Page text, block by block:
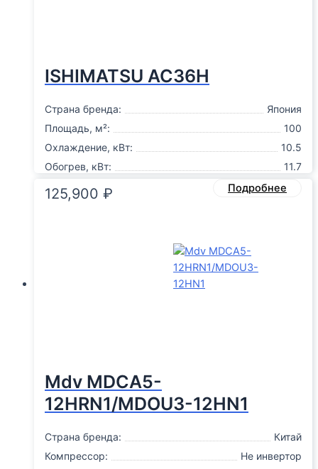
ISHIMATSU AC36H
Страна бренда:
Япония
Площадь, м²:
100
Охлаждение, кВт:
10.5
Обогрев, кВт:
11.7
125,900 ₽ Подробнее
Mdv MDCA5-
12HRN1/MDOU3-12HN1
Страна бренда:
Китай
Компрессор:
Не инвертор